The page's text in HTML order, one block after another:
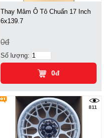
Thay Mâm Ô Tô Chuẩn 17 Inch
6x139.7
0đ
Số lượng:
0đ
811